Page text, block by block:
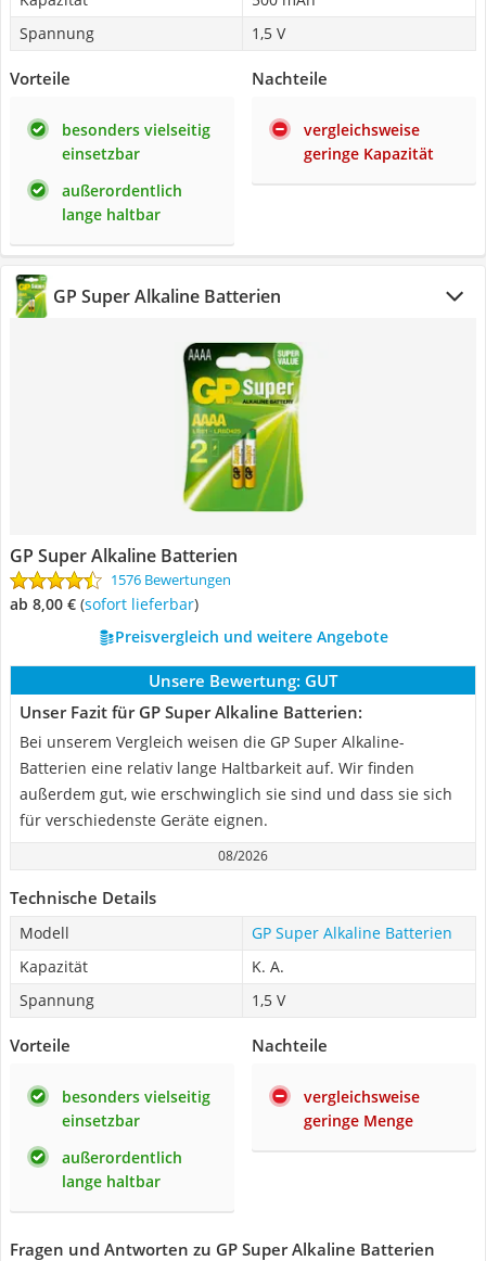
Spannung
1,5 V
Vorteile
besonders vielseitig
einsetzbar
außerordentlich
lange haltbar
Nachteile
vergleichsweise
geringe Kapazität
GP Super Alkaline Batterien
GP Super Alkaline Batterien
1576 Bewertungen
ab 8,00 € ( Sofort lieferbar)
Preisvergleich und weitere Angebote
Unsere Bewertung: GUT
Unser Fazit für GP Super Alkaline Batterien:
Bei unserem Vergleich weisen die GP Super Alkaline-
Batterien eine relativ lange Haltbarkeit auf. Wir finden
außerdem gut, wie erschwinglich sie sind und dass sie sich
für verschiedenste Geräte eignen.
08/2026
Technische Details
Modell
GP Super Alkaline Batterien
Kapazität
K. A.
Spannung
1,5 V
Vorteile
besonders vielseitig
einsetzbar
außerordentlich
lange haltbar
Nachteile
vergleichsweise
geringe Menge
Fragen und Antworten zu GP Super Alkaline Batterien